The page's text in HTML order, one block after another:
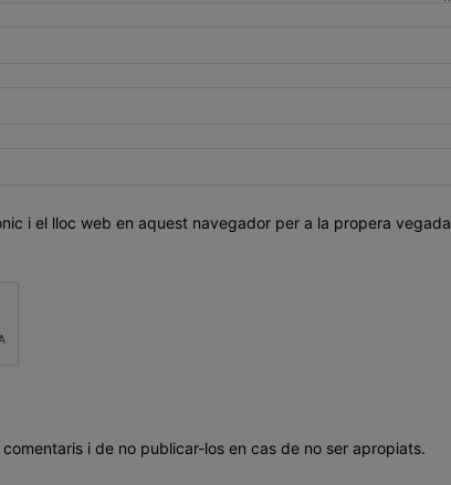
i el lloc web en aquest navegador per a la propera vegada
i de no publicar-los en cas de no ser apropiats.